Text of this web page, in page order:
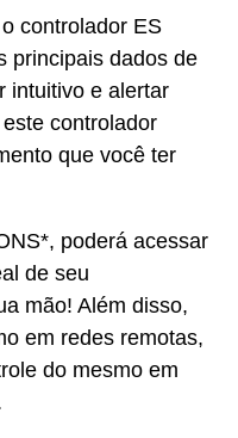
controlador ES
principais dados de
intuitivo e alertar
controlador
que você ter
poderá acessar
de seu
mão! Além disso,
em redes remotas,
do mesmo em